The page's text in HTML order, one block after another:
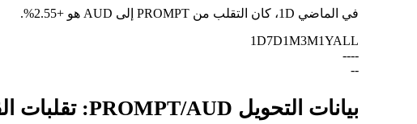
في الماضي 1D، كان التقلب من PROMPT إلى AUD هو +2.55%
.
1D7D1M3M1YALL
--
--
--
بيانات التحويل PROMPT/AUD: تقلبات القيمة وتغييرات الأسعار من PROMPT إلى AUD